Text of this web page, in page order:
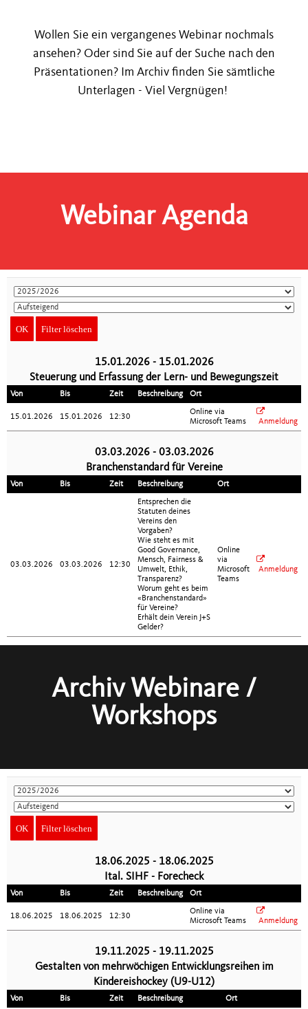
Coach Development Programm
Wollen Sie ein vergangenes Webinar nochmals
ansehen? Oder sind Sie auf der Suche nach den
Präsentationen? Im Archiv finden Sie sämtliche
Unterlagen - Viel Vergnügen!
Webinar Agenda
15.01.2026 - 15.01.2026
Steuerung und Erfassung der Lern- und Bewegungszeit
Von Bis Zeit Beschreibung Ort
15.01.2026 15.01.2026 12:30
Online via
Microsoft Teams
Anmeldung
03.03.2026 - 03.03.2026
Branchenstandard für Vereine
Von Bis Zeit Beschreibung Ort
03.03.2026 03.03.2026 12:30
Entsprechen die
Statuten deines
Vereins den
Vorgaben?
Wie steht es mit
Good Governance,
Mensch, Fairness &
Umwelt, Ethik,
Transparenz?
Worum geht es beim
«Branchenstandard»
für Vereine?
Erhält dein Verein J+S
Gelder?
Online
via
Microsoft
Teams
Anmeldung
Archiv Webinare /
Workshops
18.06.2025 - 18.06.2025
Ital. SIHF - Forecheck
Von Bis Zeit Beschreibung Ort
18.06.2025 18.06.2025 12:30
Online via
Microsoft Teams
Anmeldung
19.11.2025 - 19.11.2025
Gestalten von mehrwöchigen Entwicklungsreihen im
Kindereishockey (U9-U12)
Von Bis Zeit Beschreibung Ort